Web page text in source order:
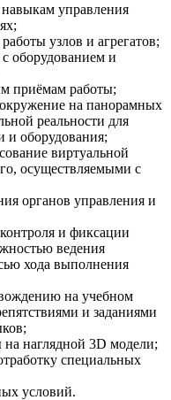
управления
узлов и агрегатов;
оборудованием и
приёмам работы;
на панорамных
реальности для
и оборудования;
виртуальной
осуществляемыми с
органов управления и
и фиксации
ведения
хода выполнения
на учебном
и заданиями
наглядной 3D модели;
специальных
условий.